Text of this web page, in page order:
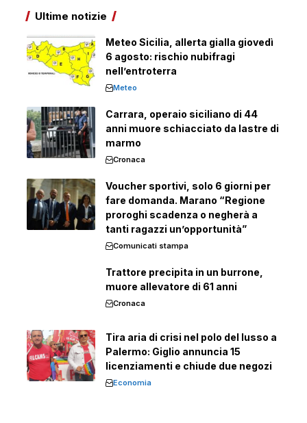
Ultime notizie
Meteo Sicilia, allerta gialla giovedì
6 agosto: rischio nubifragi
nell’entroterra
Meteo
Carrara, operaio siciliano di 44
anni muore schiacciato da lastre di
marmo
Cronaca
Voucher sportivi, solo 6 giorni per
fare domanda. Marano “Regione
proroghi scadenza o negherà a
tanti ragazzi un’opportunità”
Comunicati stampa
Trattore precipita in un burrone,
muore allevatore di 61 anni
Cronaca
Tira aria di crisi nel polo del lusso a
Palermo: Giglio annuncia 15
licenziamenti e chiude due negozi
Economia